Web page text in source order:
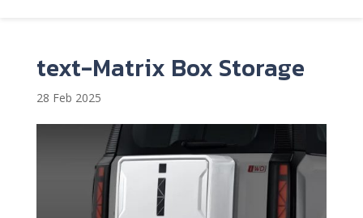
text-Matrix Box Storage
28 Feb 2025